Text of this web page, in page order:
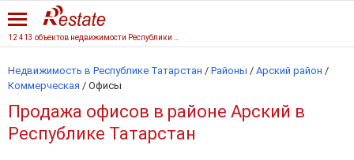
Недвижимость в Республике Татарстан / Районы / Арский район /
Коммерческая / Офисы
Продажа офисов в районе Арский в
Республике Татарстан